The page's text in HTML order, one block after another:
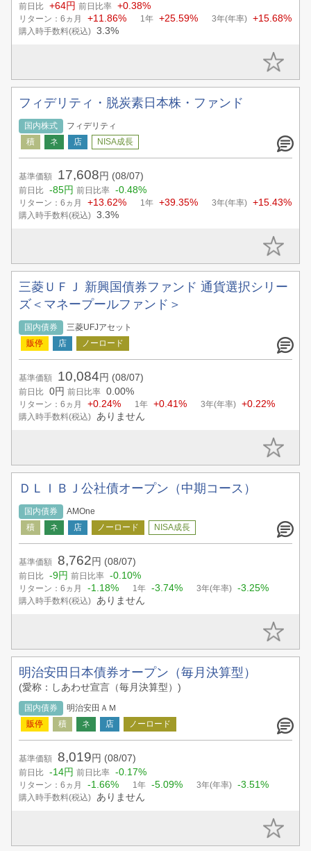
前日比 +64円 前日比率 +0.38%
リターン：6ヵ月 +11.86% 1年 +25.59% 3年(年率) +15.68%
購入時手数料(税込) 3.3%
フィデリティ・脱炭素日本株・ファンド
国内株式 フィデリティ
基準価額 17,608 円 (08/07)
前日比 -85円 前日比率 -0.48%
リターン：6ヵ月 +13.62% 1年 +39.35% 3年(年率) +15.43%
購入時手数料(税込) 3.3%
三菱ＵＦＪ 新興国債券ファンド 通貨選択シリー
ズ＜マネープールファンド＞
国内債券 三菱UFJアセット
基準価額 10,084 円 (08/07)
前日比 0円 前日比率 0.00%
リターン：6ヵ月 +0.24% 1年 +0.41% 3年(年率) +0.22%
購入時手数料(税込) ありません
ＤＬＩＢＪ公社債オープン（中期コース）
国内債券 AMOne
基準価額 8,762 円 (08/07)
前日比 -9円 前日比率 -0.10%
リターン：6ヵ月 -1.18% 1年 -3.74% 3年(年率) -3.25%
購入時手数料(税込) ありません
明治安田日本債券オープン（毎月決算型）
(愛称：しあわせ宣言（毎月決算型）)
国内債券 明治安田ＡＭ
基準価額 8,019 円 (08/07)
前日比 -14円 前日比率 -0.17%
リターン：6ヵ月 -1.66% 1年 -5.09% 3年(年率) -3.51%
購入時手数料(税込) ありません